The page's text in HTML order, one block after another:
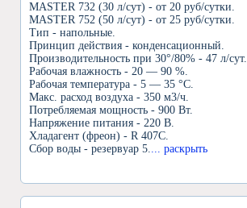
MASTER 732 (30 л/сут) - от 20 руб/сутки.
MASTER 752 (50 л/сут) - от 25 руб/сутки.
Тип - напольные.
Принцип действия - конденсационный.
Производительность при 30°/80% - 47 л/сут.
Рабочая влажность - 20 — 90 %.
Рабочая температура - 5 — 35 °C.
Макс. расход воздуха - 350 м3/ч.
Потребляемая мощность - 900 Вт.
Напряжение питания - 220 В.
Хладагент (фреон) - R 407C.
Сбор воды - резервуар 5.... раскрыть